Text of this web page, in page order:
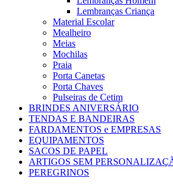
Lembranças Criança
Material Escolar
Mealheiro
Meias
Mochilas
Praia
Porta Canetas
Porta Chaves
Pulseiras de Cetim
BRINDES ANIVERSÁRIO
TENDAS E BANDEIRAS
FARDAMENTOS e EMPRESAS
EQUIPAMENTOS
SACOS DE PAPEL
ARTIGOS SEM
PEREGRINOS